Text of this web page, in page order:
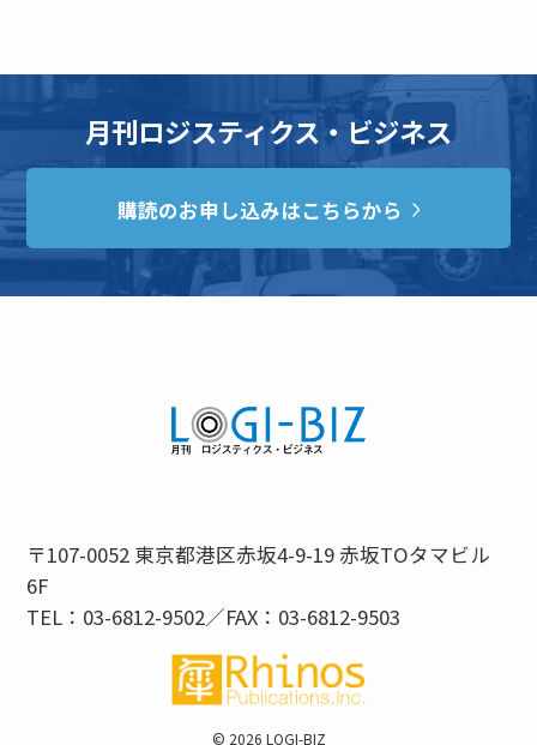
月刊ロジスティクス・ビジネス
購読のお申し込みはこちらから
〒107-0052 東京都港区赤坂4-9-19 赤坂TOタマビル
6F
TEL：03-6812-9502／FAX：03-6812-9503
© 2026 LOGI-BIZ